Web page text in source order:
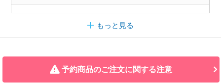
もっと見る
予約商品のご注文に関する注意